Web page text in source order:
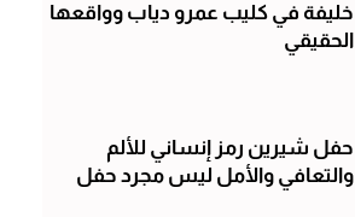
خليفة في كليب عمرو دياب وواقعها
الحقيقي
حفل شيرين رمز إنساني للألم
والتعافي والأمل ليس مجرد حفل